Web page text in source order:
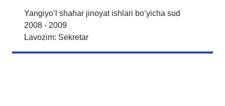
Yangiyoʼl shahar jinoyat ishlari boʼyicha sud
2008 - 2009
Lavozim: Sekretar